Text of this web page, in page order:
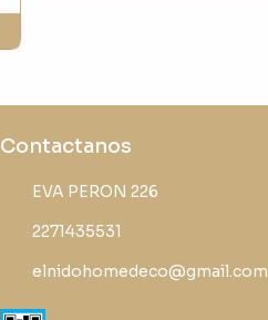
Contactanos
EVA PERON 226
2271435531
elnidohomedeco@gmail.com